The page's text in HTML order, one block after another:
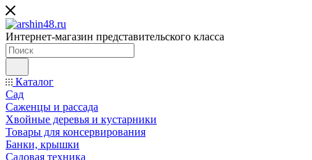
Интернет-магазин представительского класса
Каталог
Сад
Саженцы и рассада
Хвойные деревья и кустарники
Товары для консервирования
Банки, крышки
Садовая техника